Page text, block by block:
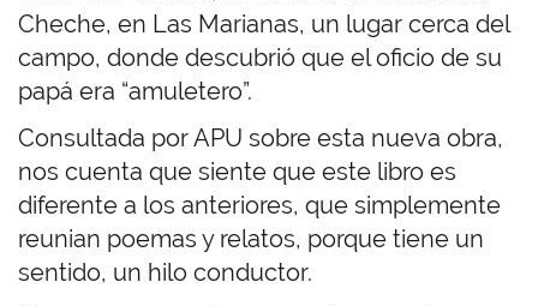
Cheche, en Las Marianas, un lugar cerca del
campo, donde descubrió que el oficio de su
papá era “amuletero”.
Consultada por APU sobre esta nueva obra,
nos cuenta que siente que este libro es
diferente a los anteriores, que simplemente
reunian poemas y relatos, porque tiene un
sentido, un hilo conductor.